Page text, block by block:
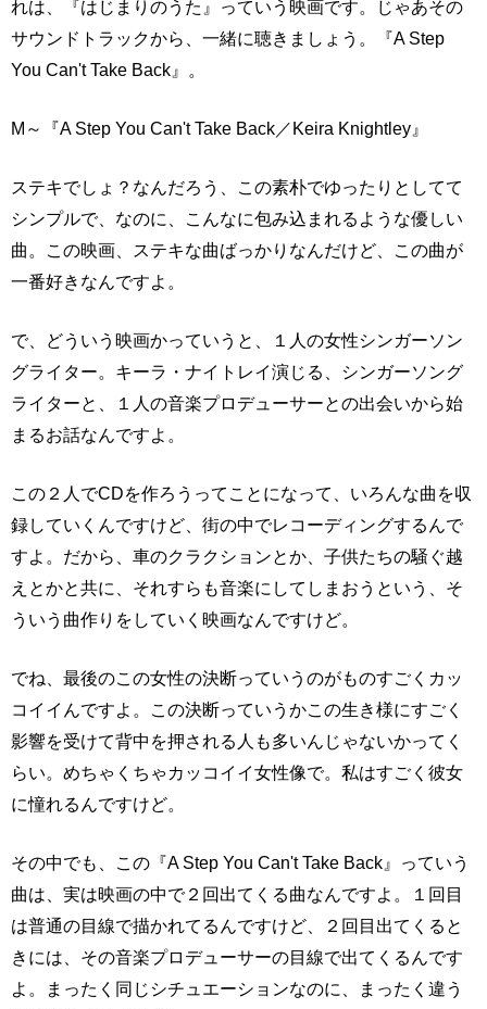
れは、『はじまりのうた』っていう映画です。じゃあその
サウンドトラックから、一緒に聴きましょう。『A Step
You Can't Take Back』。
M～『A Step You Can't Take Back／Keira Knightley』
ステキでしょ？なんだろう、この素朴でゆったりとしてて
シンプルで、なのに、こんなに包み込まれるような優しい
曲。この映画、ステキな曲ばっかりなんだけど、この曲が
一番好きなんですよ。
で、どういう映画かっていうと、１人の女性シンガーソン
グライター。キーラ・ナイトレイ演じる、シンガーソング
ライターと、１人の音楽プロデューサーとの出会いから始
まるお話なんですよ。
この２人でCDを作ろうってことになって、いろんな曲を収
録していくんですけど、街の中でレコーディングするんで
すよ。だから、車のクラクションとか、子供たちの騒ぐ越
えとかと共に、それすらも音楽にしてしまおうという、そ
ういう曲作りをしていく映画なんですけど。
でね、最後のこの女性の決断っていうのがものすごくカッ
コイイんですよ。この決断っていうかこの生き様にすごく
影響を受けて背中を押される人も多いんじゃないかってく
らい。めちゃくちゃカッコイイ女性像で。私はすごく彼女
に憧れるんですけど。
その中でも、この『A Step You Can't Take Back』っていう
曲は、実は映画の中で２回出てくる曲なんですよ。１回目
は普通の目線で描かれてるんですけど、２回目出てくると
きには、その音楽プロデューサーの目線で出てくるんです
よ。まったく同じシチュエーションなのに、まったく違う